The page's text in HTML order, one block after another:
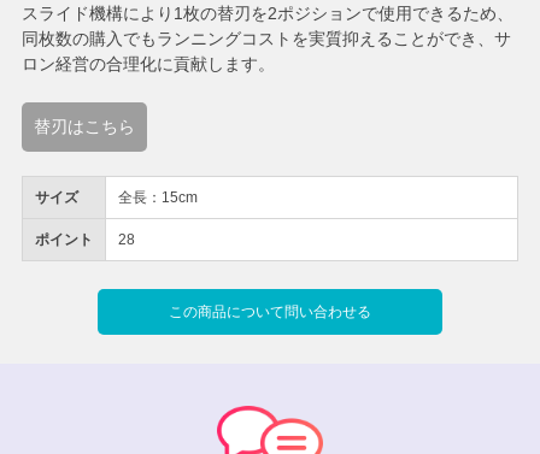
サイズ 全長：15cm
ポイント 28
この商品について問い合わせる
スライド機構により1枚の替刃を2ポジションで使用できるため、
同枚数の購入でもランニングコストを実質抑えることができ、サ
ロン経営の合理化に貢献します。
替刃はこちら